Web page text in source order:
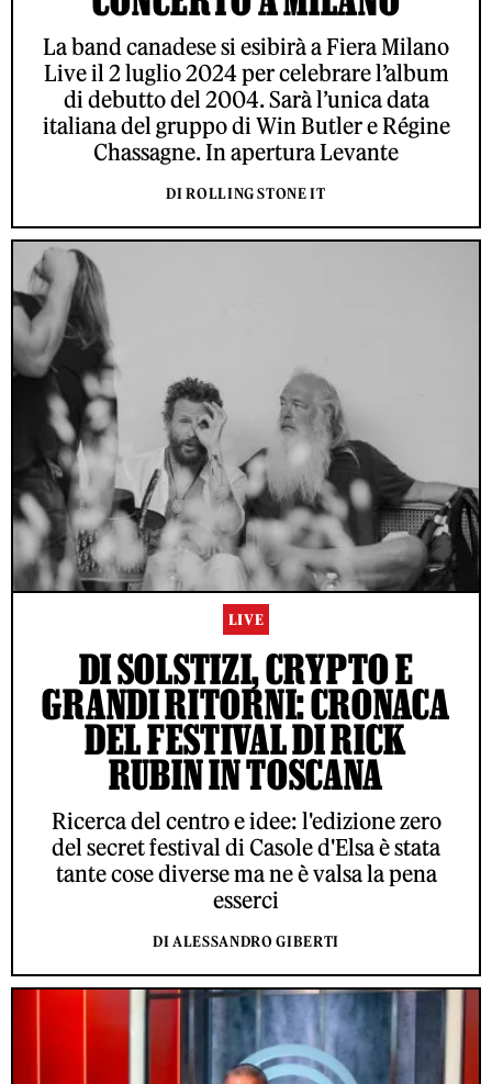
La band canadese si esibirà a Fiera Milano
Live il 2 luglio 2024 per celebrare l’album
di debutto del 2004. Sarà l’unica data
italiana del gruppo di Win Butler e Régine
Chassagne. In apertura Levante
DI ROLLING STONE IT
LIVE
DI SOLSTIZI, CRYPTO E
GRANDI RITORNI: CRONACA
DEL FESTIVAL DI RICK
RUBIN IN TOSCANA
Ricerca del centro e idee: l'edizione zero
del secret festival di Casole d'Elsa è stata
tante cose diverse ma ne è valsa la pena
esserci
DI ALESSANDRO GIBERTI